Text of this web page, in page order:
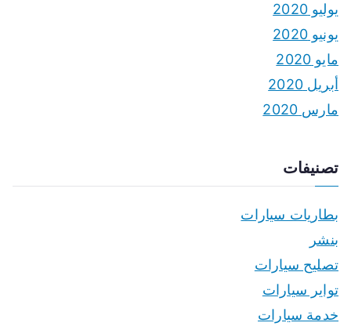
يوليو 2020
يونيو 2020
مايو 2020
أبريل 2020
مارس 2020
تصنيفات
بطاريات سيارات
بنشر
تصليح سيارات
تواير سيارات
خدمة سيارات